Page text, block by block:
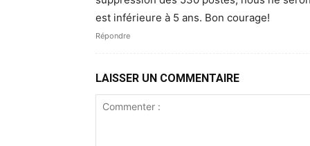
est inférieure à 5 ans. Bon courage!
Répondre
LAISSER UN COMMENTAIRE